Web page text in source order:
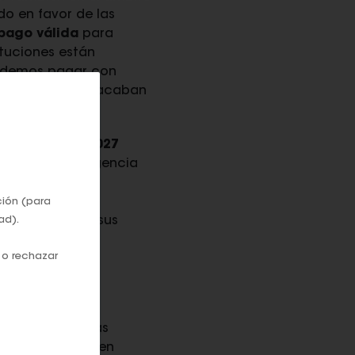
en favor de las
válida para
están
pagar con
no acaban
a partir de 2027
de la Agencia
grandes
todos sus
consecuencias
porque en
(para
rechazar